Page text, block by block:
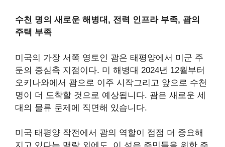
수천 명의 새로운 해병대, 전력 인프라 부족, 괌의
주택 부족
미국의 가장 서쪽 영토인 괌은 태평양에서 미군 주
둔의 중심축 지점이다. 미 해병대 2024년 12월부터
오키나와에서 괌으로 이주 시작그리고 앞으로 수천
명이 더 도착할 것으로 예상됩니다. 괌은 새로운 세
대의 물류 문제에 직면해 있습니다.
미국 태평양 작전에서 괌의 역할이 점점 더 중요해